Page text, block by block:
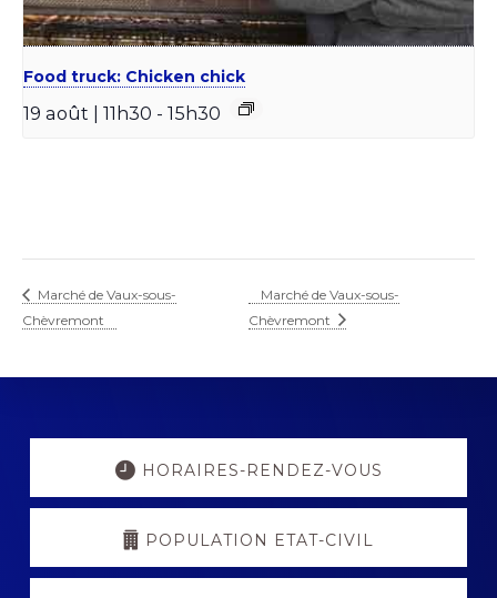
Food truck: Chicken chick
19 août | 11h30 - 15h30
Marché de Vaux-sous-
Chèvremont
Marché de Vaux-sous-
Chèvremont
Explore
HORAIRES-RENDEZ-VOUS
POPULATION ETAT-CIVIL